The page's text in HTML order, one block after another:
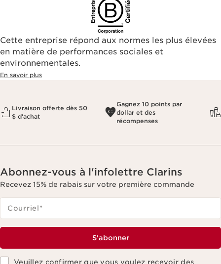
Cette entreprise répond aux normes les plus élevées
en matière de performances sociales et
environnementales.​
En savoir plus
Livraison offerte dès 50
$ d'achat
Gagnez 10 points par
dollar et des
récompenses
Abonnez-vous à l'infolettre Clarins
Recevez 15% de rabais sur votre première commande
Courriel*
S'abonner
Veuillez confirmer que vous voulez recevoir des